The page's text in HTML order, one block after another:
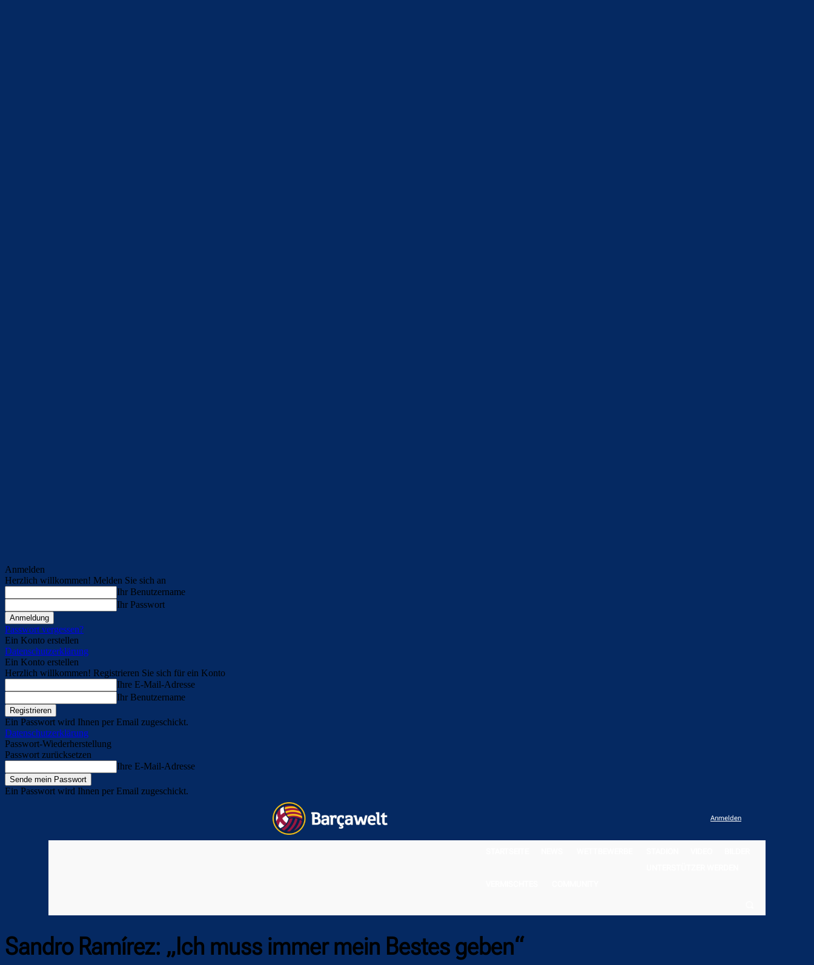
Anmelden
Herzlich willkommen! Melden Sie sich an
Ihr Benutzername
Ihr Passwort
Passwort vergessen?
Ein Konto erstellen
Datenschutzerklärung
Ein Konto erstellen
Herzlich willkommen! Registrieren Sie sich für ein Konto
Ihre E-Mail-Adresse
Ihr Benutzername
Ein Passwort wird Ihnen per Email zugeschickt.
Datenschutzerklärung
Passwort-Wiederherstellung
Passwort zurücksetzen
Ihre E-Mail-Adresse
Ein Passwort wird Ihnen per Email zugeschickt.
Anmelden
Sandro Ramírez: „Ich muss immer mein Bestes geben“